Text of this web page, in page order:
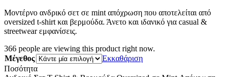
Μοντέρνο ανδρικό σετ σε mint απόχρωση που αποτελείται από
oversized t-shirt και βερμούδα. Άνετο και ιδανικό για casual &
streetwear εμφανίσεις.
366 people are viewing this product right now.
Μέγεθος
Εκκαθάριση
Ποσότητα